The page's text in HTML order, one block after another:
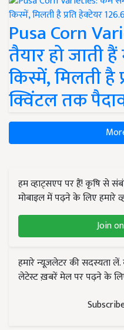
Pusa Corn
तैयार हो जाती
किस्में, मिलती है
क्विंटल तक
हम व्हाट्सएप पर हैं! कृषि से
मोबाइल में पढ़ने के लिए हमारे
Join
हमारे न्यूज़लेटर की सदस्यता
लेटेस्ट ख़बरें मेल पर पढ़ने के